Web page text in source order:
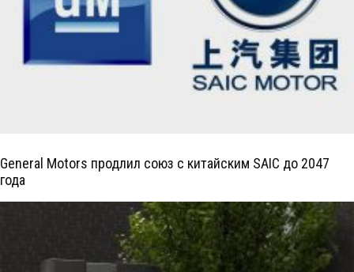
General Motors продлил союз с китайским SAIC до 2047
года